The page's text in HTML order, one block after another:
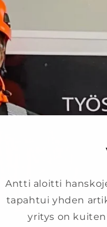
Antti aloitti
tapahtui yhden
yritys on